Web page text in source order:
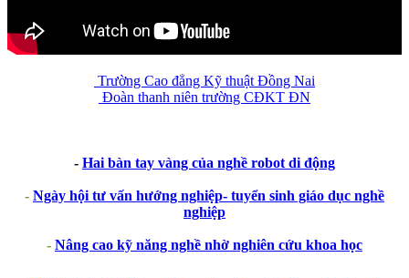
Trường Cao đẳng Kỹ thuật Đồng Nai
Đoàn thanh niên trường CĐKT ĐN
- Hai bàn tay vàng của nghề robot di động
- Ngày hội tư vấn hướng nghiệp- tuyển sinh giáo dục nghề
nghiệp
- Nâng cao kỹ năng nghề nhờ nghiên cứu khoa học